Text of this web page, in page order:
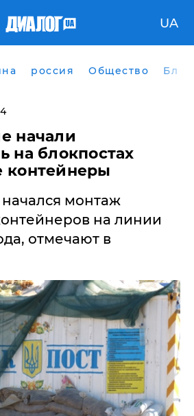
UA
россия Общество
начали
на блокпостах
контейнеры
монтаж
на линии
отмечают в